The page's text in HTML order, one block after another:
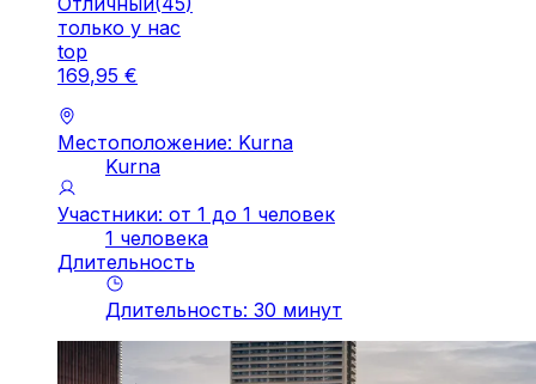
только у нас
top
169,95 €
Местоположение: Kurna
Kurna
Участники: от 1 до 1 человек
1 человека
Длительность
Длительность: 30 минут